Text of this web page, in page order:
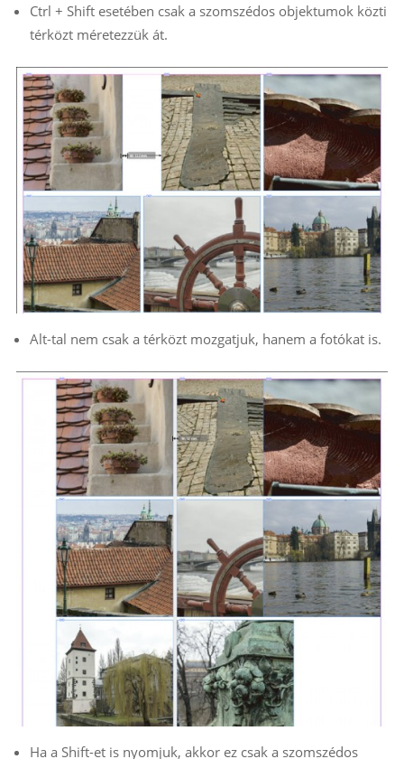
Ctrl + Shift esetében csak a szomszédos objektumok közti
térközt méretezzük át.
Alt-tal nem csak a térközt mozgatjuk, hanem a fotókat is.
Ha a Shift-et is nyomjuk, akkor ez csak a szomszédos